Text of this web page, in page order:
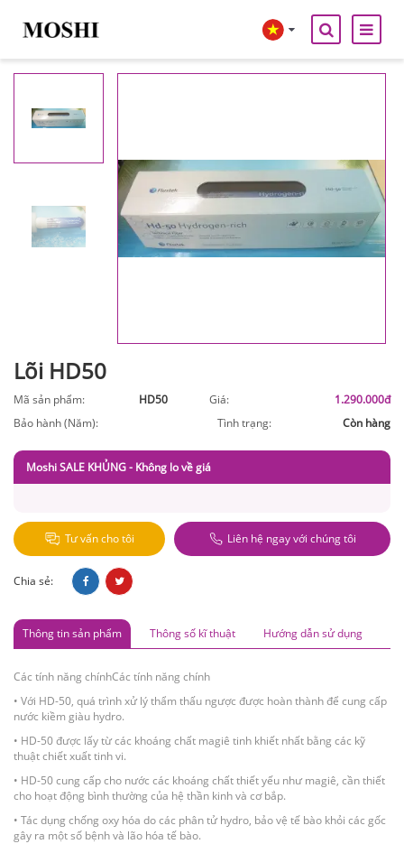
Lõi HD50
Mã sản phẩm: HD50 Giá:
1.290.000đ
Bảo hành (Năm):
Tình trạng: Còn hàng
Moshi SALE KHỦNG - Không lo về giá
Tư vấn cho tôi Liên hệ ngay với chúng tôi
Chia sẻ:
Thông tin sản phẩm Thông số kĩ thuật Hướng dẫn sử dụng
Các tính năng chínhCác tính năng chính
• Với HD-50, quá trình xử lý thẩm thấu ngược được hoàn thành để cung cấp
nước kiềm giàu hydro.
• HD-50 được lấy từ các khoáng chất magiê tinh khiết nhất bằng các kỹ
thuật chiết xuất tinh vi.
• HD-50 cung cấp cho nước các khoáng chất thiết yếu như magiê, cần thiết
cho hoạt động bình thường của hệ thần kinh và cơ bắp.
• Tác dụng chống oxy hóa do các phân tử hydro, bảo vệ tế bào khỏi các gốc
gây ra một số bệnh và lão hóa tế bào.